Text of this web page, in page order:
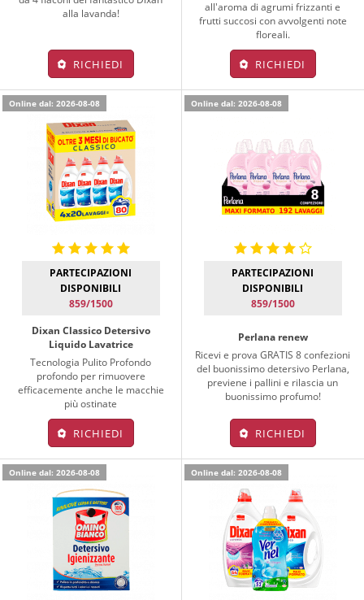
alla lavanda!
RICHIEDI
all'aroma di agrumi frizzanti e
frutti succosi con avvolgenti note
floreali.
RICHIEDI
Online dal: 2026-08-08
PARTECIPAZIONI
DISPONIBILI
859/1500
Dixan Classico Detersivo
Liquido Lavatrice
Tecnologia Pulito Profondo
profondo per rimuovere
efficacemente anche le macchie
più ostinate
RICHIEDI
Online dal: 2026-08-08
PARTECIPAZIONI
DISPONIBILI
859/1500
Perlana renew
Ricevi e prova GRATIS 8 confezioni
del buonissimo detersivo Perlana,
previene i pallini e rilascia un
buonissimo profumo!
RICHIEDI
Online dal: 2026-08-08 Online dal: 2026-08-08